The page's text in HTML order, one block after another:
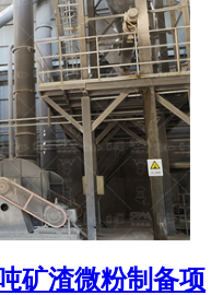
矿渣微粉制备项